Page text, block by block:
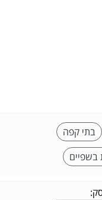
בתי קפה
בשפיים